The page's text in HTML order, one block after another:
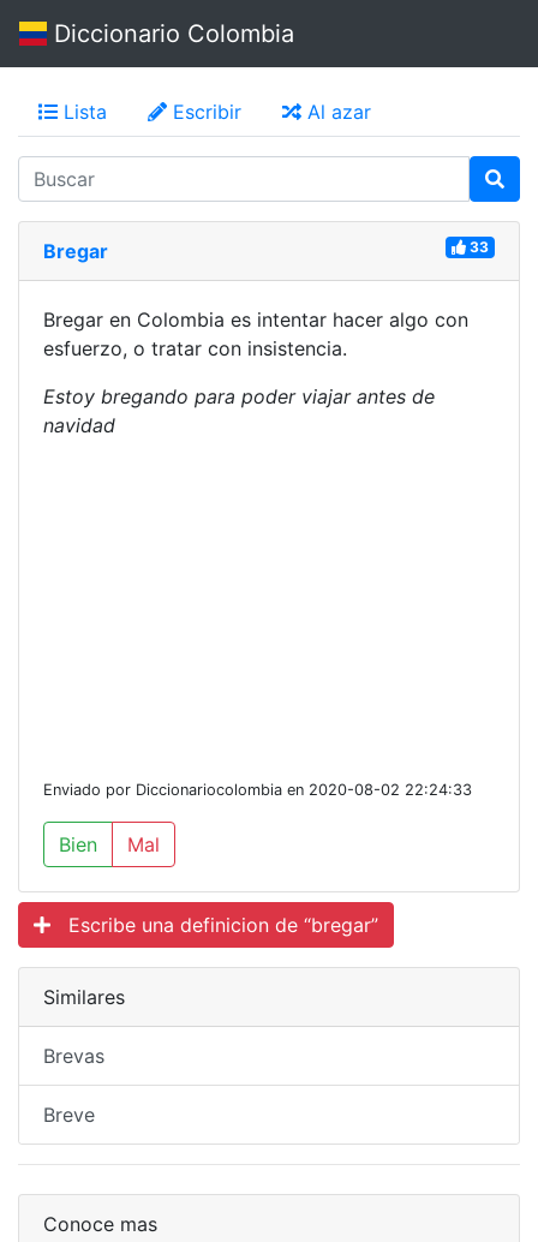
Diccionario Colombia
Lista Escribir Al azar
Bregar 33
Bregar en Colombia es intentar hacer algo con
esfuerzo, o tratar con insistencia.
Estoy bregando para poder viajar antes de
navidad
Enviado por Diccionariocolombia en 2020-08-02 22:24:33
Bien Mal
Escribe una definicion de “bregar”
Similares
Brevas
Breve
Conoce mas